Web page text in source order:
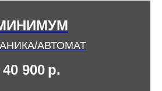
АВТОМАТ
40 900 р.